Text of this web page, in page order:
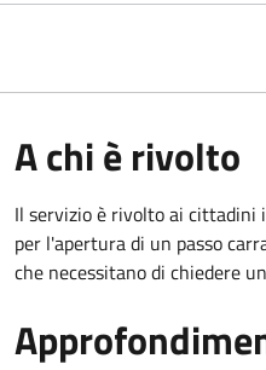
A chi è rivolto
Il servizio è rivolto ai cittadini
per l'apertura di un passo
che necessitano di chiedere